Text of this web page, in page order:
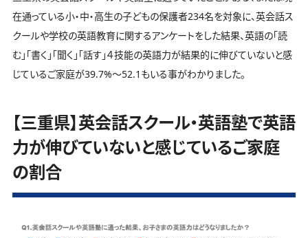
在通っている小・中・高生の子どもの保護者234名を対象に、英会話ス
クールや学校の英語教育に関するアンケートをした結果、英語の「読
む」「書く」「聞く」「話す」４技能の英語力が結果的に伸びていないと感
じているご家庭が39.7%～52.1もいる事がわかりました。
【三重県】英会話スクール・英語塾で英語
力が伸びていないと感じているご家庭
の割合